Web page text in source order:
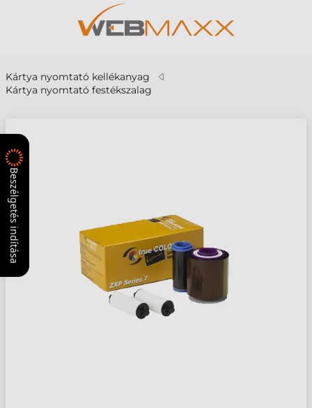
Kártya nyomtató kellékanyag
Kártya nyomtató festékszalag
Beszélgetés indítása